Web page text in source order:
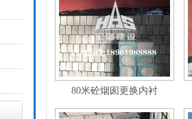
80米砼烟囱更换内衬